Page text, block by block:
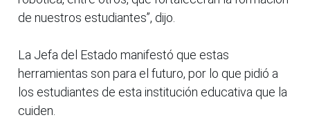
de nuestros estudiantes”, dijo.
La Jefa del Estado manifestó que estas
herramientas son para el futuro, por lo que pidió a
los estudiantes de esta institución educativa que la
cuiden.